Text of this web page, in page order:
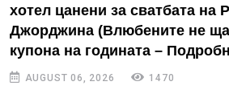
хотел цанени за сватбата на
Джорджина (Влюбените не
купона на годината –
AUGUST 06, 2026 1470